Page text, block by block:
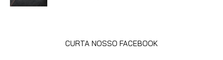
CURTA NOSSO FACEBOOK